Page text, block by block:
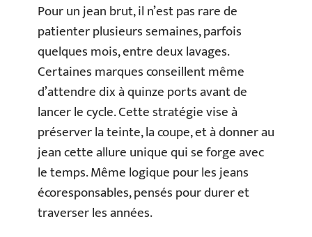
Pour un jean brut, il n’est pas rare de
patienter plusieurs semaines, parfois
quelques mois, entre deux lavages.
Certaines marques conseillent même
d’attendre dix à quinze ports avant de
lancer le cycle. Cette stratégie vise à
préserver la teinte, la coupe, et à donner au
jean cette allure unique qui se forge avec
le temps. Même logique pour les jeans
écoresponsables, pensés pour durer et
traverser les années.